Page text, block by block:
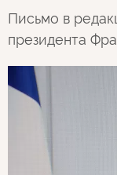
Письмо в
президента